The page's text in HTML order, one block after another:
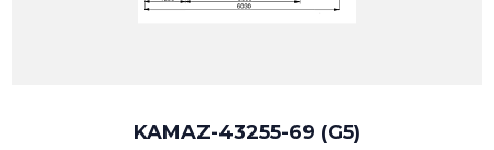
KAMAZ-43255-69 (G5)